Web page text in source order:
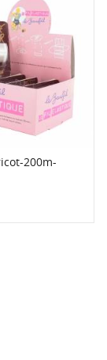
200m-